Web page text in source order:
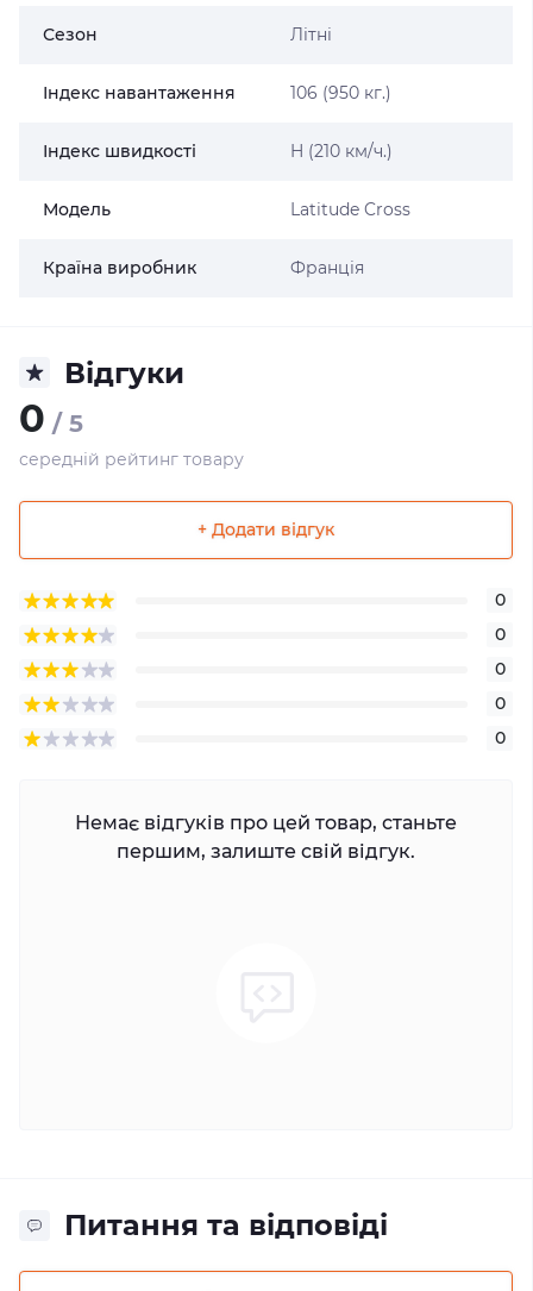
Сезон Літні
Індекс навантаження 106 (950 кг.)
Індекс швидкості H (210 км/ч.)
Модель Latitude Cross
Країна виробник Франція
Відгуки
0 / 5
середній рейтинг товару
+ Додати відгук
0
0
0
0
0
Немає відгуків про цей товар, станьте
першим, залиште свій відгук.
Питання та відповіді